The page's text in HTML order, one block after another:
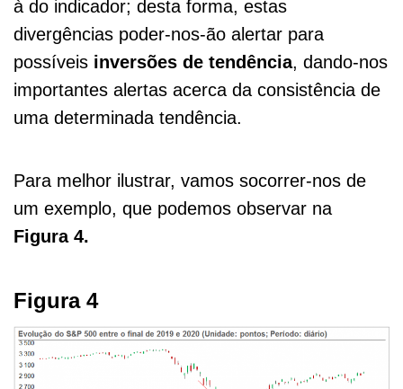
à do indicador; desta forma, estas
divergências poder-nos-ão alertar para
possíveis inversões de tendência, dando-nos
importantes alertas acerca da consistência de
uma determinada tendência.
Para melhor ilustrar, vamos socorrer-nos de
um exemplo, que podemos observar na
Figura 4.
Figura 4